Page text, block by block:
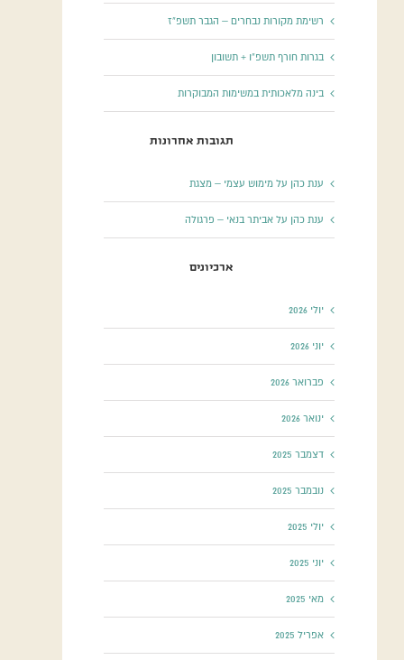
רשימת מקורות נבחרים – הגבר תשפ”ז
בגרות חורף תשפ”ו + תשובון
בינה מלאכותית במשימות המבוקרות
תגובות אחרונות
ענת כהן על מימוש עצמי – מצגת
ענת כהן על אביתר בנאי – פרגולה
ארכיונים
יולי 2026
יוני 2026
פברואר 2026
ינואר 2026
דצמבר 2025
נובמבר 2025
יולי 2025
יוני 2025
מאי 2025
אפריל 2025